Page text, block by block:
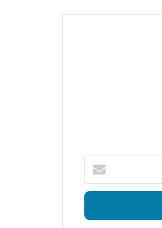
s
r